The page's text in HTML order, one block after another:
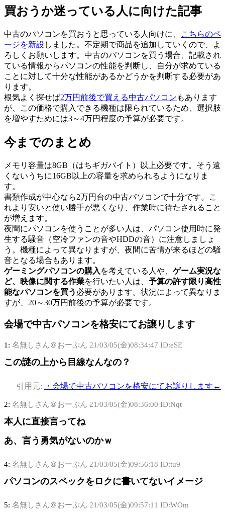
買おうか迷っている人に向けた記事
中古のパソコンを買おうと思っている人向けに、
こちらのペ
ージを新設 しました。不定期で商品を追加していくので、よ
ろしくお願いします。中古のパソコンを買う場合、記載され
ている情報からパソコンの性能を判断し、自分が求めている
ことに対して十分な性能があるかどうかを判断する必要があ
ります。
根気よく探せば2万円前後で買える中古パソコン もあります
が、この価格で購入できる機種は限られているため、選択肢
を増やすためには3～4万円程度の予算が必要です。
今までのまとめ
メモリ容量は8GB（はちギガバイト）以上必要です。そう遠
くないうちに16GB以上の容量を求められるようになりま
す。
書類作成が中心なら2万円台の中古パソコンで十分です。こ
れより安いと使い勝手が悪くなり、作業時に待たされること
が増えます。
夜間にパソコンを使うことが多い人は、パソコン使用時に発
生する騒音（空冷ファンの音やHDDの音）に注意しましょ
う。機種によって異なりますが、夜間に苦情が来るほどの騒
音となる場合もあります。
ゲーミングパソコンの購入 を考えている人や、 ゲーム実況な
ど、映像に関する作業を行いたい人は、 予算の許す限り高性
能なパソコンを買う 必要があります。状況によって異なりま
すが、20～30万円前後の予算が必要です。
会場で中古パソコンを格安にてお譲りします
1: 名無しさん＠おーぷん 21/03/05(金)08:34:47 ID:eSE
この謎の上から目線なんなの？
引用元: ・会場で中古パソコンを格安にてお譲りします←
2: 名無しさん＠おーぷん 21/03/05(金)08:36:00 ID:Nqt
本人に直接言ってね
あ、言う勇気がないのかｗ
4: 名無しさん＠おーぷん 21/03/05(金)09:56:18 ID:tu9
パソコンのスペックをロクに書いてないイメージ
5: 名無しさん＠おーぷん 21/03/05(金)09:57:11 ID:WOm